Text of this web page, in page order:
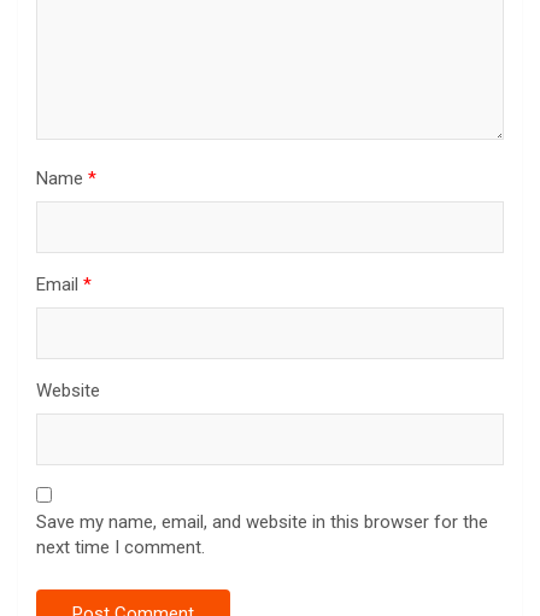
Name *
Email *
Website
Save my name, email, and website in this browser for the
next time I comment.